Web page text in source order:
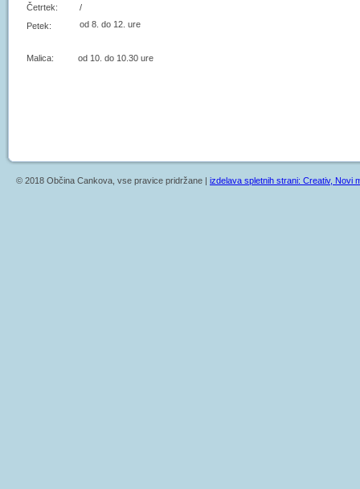
Četrtek:
/
Petek:
od 8. do 12. ure
Malica: od 10. do 10.30 ure
© 2018 Občina Cankova, vse pravice pridržane | izdelava spletnih strani: Creativ, Novi